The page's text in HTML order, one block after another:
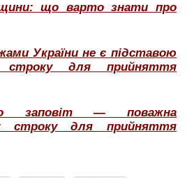
що варто знати про
України не є підставою
строку для прийняття
заповіт — поважна
строку для прийняття